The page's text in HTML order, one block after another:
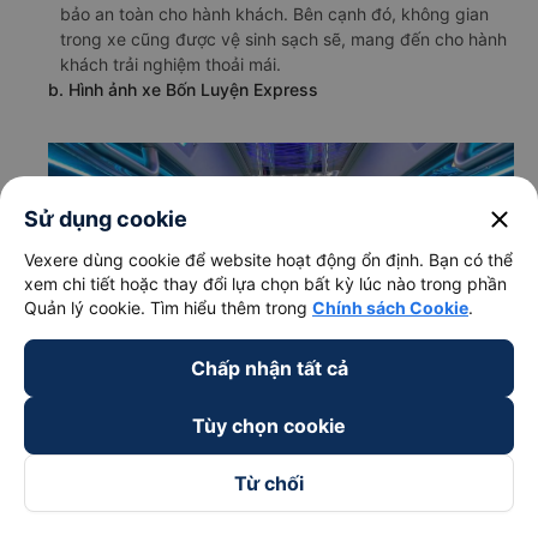
bảo an toàn cho hành khách. Bên cạnh đó, không gian
trong xe cũng được vệ sinh sạch sẽ, mang đến cho hành
khách trải nghiệm thoải mái.
b. Hình ảnh xe Bốn Luyện Express
Sử dụng cookie close
Vexere dùng cookie để website hoạt động ổn định. Bạn có thể
xem chi tiết hoặc thay đổi lựa chọn bất kỳ lúc nào trong phần
Quản lý cookie. Tìm hiểu thêm trong Chính sách Cookie.
Chấp nhận tất cả
Tùy chọn cookie
Từ chối